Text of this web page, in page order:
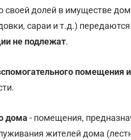
своей долей в имуществе
сараи и т.д.) передаются
не подлежат.
помещения
дома - помещения,
жителей дома